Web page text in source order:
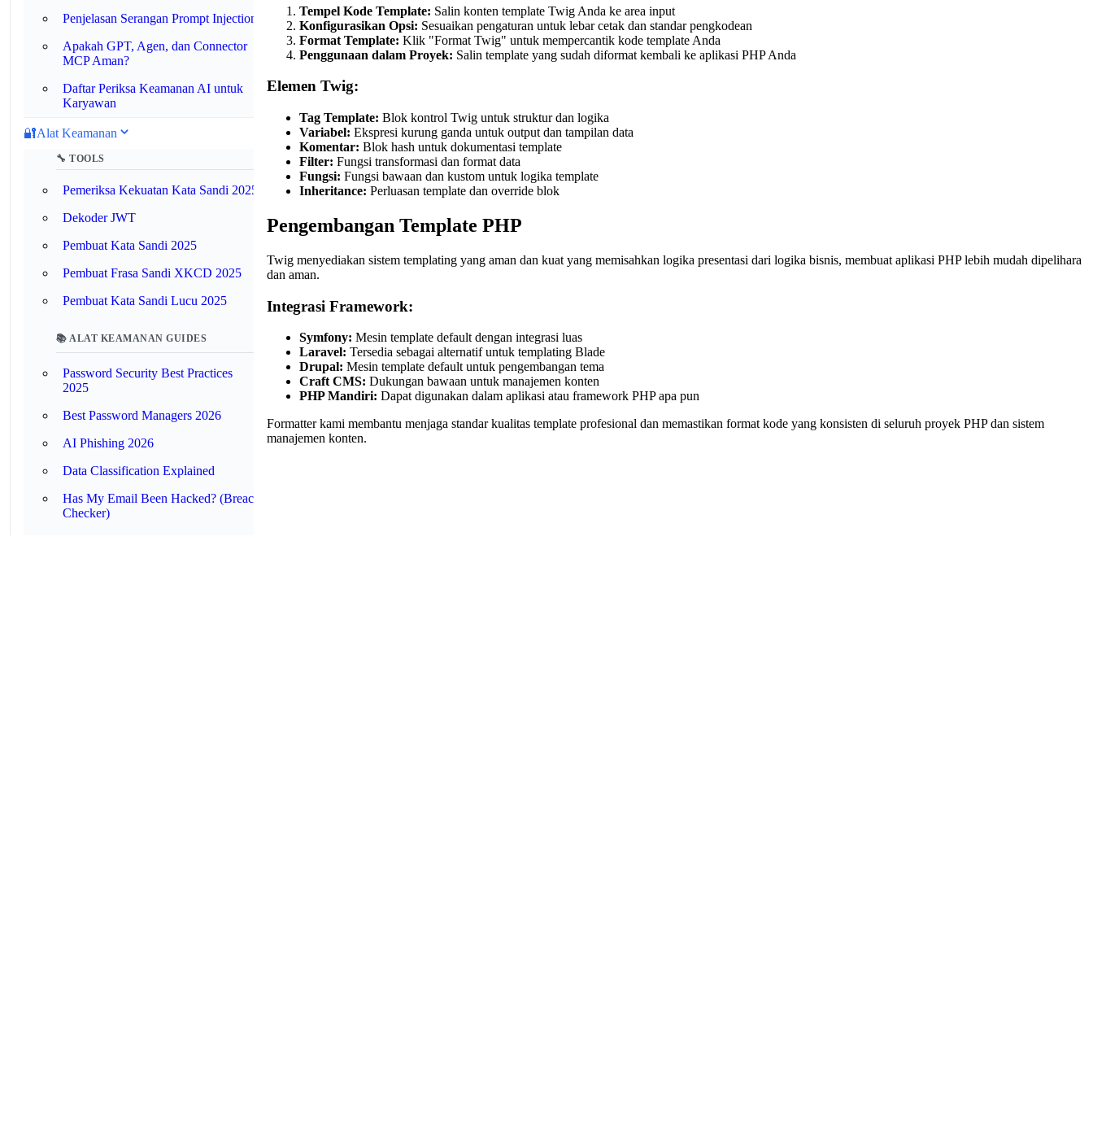
Penjelasan Serangan Prompt Injection
Apakah GPT, Agen, dan Connector
MCP Aman?
Daftar Periksa Keamanan AI untuk
Karyawan
🔐Alat Keamanan
🔧 TOOLS
Pemeriksa Kekuatan Kata Sandi 2025
Dekoder JWT
Pembuat Kata Sandi 2025
Pembuat Frasa Sandi XKCD 2025
Pembuat Kata Sandi Lucu 2025
📚 ALAT KEAMANAN GUIDES
Password Security Best Practices
2025
Best Password Managers 2026
AI Phishing 2026
Data Classification Explained
Has My Email Been Hacked? (Breach
Checker)
Tempel Kode Template: Salin konten template Twig Anda ke area input
Konfigurasikan Opsi: Sesuaikan pengaturan untuk lebar cetak dan standar pengkodean
Format Template: Klik "Format Twig" untuk mempercantik kode template Anda
Penggunaan dalam Proyek: Salin template yang sudah diformat kembali ke aplikasi PHP Anda
Elemen Twig:
Tag Template: Blok kontrol Twig untuk struktur dan logika
Variabel: Ekspresi kurung ganda untuk output dan tampilan data
Komentar: Blok hash untuk dokumentasi template
Filter: Fungsi transformasi dan format data
Fungsi: Fungsi bawaan dan kustom untuk logika template
Inheritance: Perluasan template dan override blok
Pengembangan Template PHP
Twig menyediakan sistem templating yang aman dan kuat yang memisahkan logika presentasi dari logika bisnis, membuat aplikasi PHP lebih mudah dipelihara
dan aman.
Integrasi Framework:
Symfony: Mesin template default dengan integrasi luas
Laravel: Tersedia sebagai alternatif untuk templating Blade
Drupal: Mesin template default untuk pengembangan tema
Craft CMS: Dukungan bawaan untuk manajemen konten
PHP Mandiri: Dapat digunakan dalam aplikasi atau framework PHP apa pun
Formatter kami membantu menjaga standar kualitas template profesional dan memastikan format kode yang konsisten di seluruh proyek PHP dan sistem
manajemen konten.